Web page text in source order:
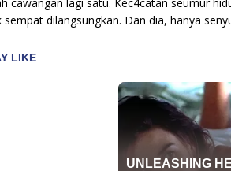
sempat dilangsungkan. Dan dia, hanya